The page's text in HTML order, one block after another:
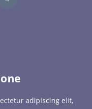
adipiscing elit,